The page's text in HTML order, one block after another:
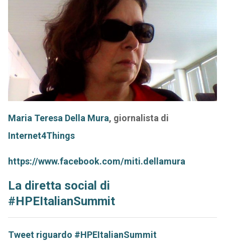
Maria Teresa Della Mura, giornalista di
Internet4Things
https://www.facebook.com/miti.dellamura
La diretta social di
#HPEItalianSummit
Tweet riguardo #HPEItalianSummit